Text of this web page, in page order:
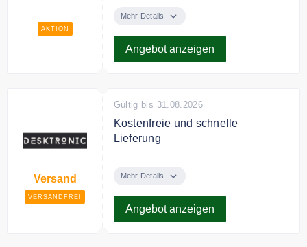
AKTION
hochwertige höhenverstellbare
Homeoffice zum günstigen Preis.
Mehr Details
Angebot anzeigen
Versand
VERSANDFREI
Gültig bis 31.08.2026
Kostenfreie und schnelle
Lieferung
werden kostenlos versandt und
geliefert.
Mehr Details
Angebot anzeigen